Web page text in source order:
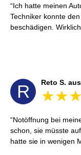
Ich hatte meinen
Techniker konnte
beschädigen.
R Reto S.
Notöffnung bei
schon, sie müsste
hatte sie in wenigen